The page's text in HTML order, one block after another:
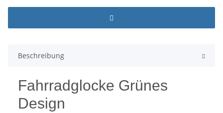
Beschreibung
Fahrradglocke Grünes
Design